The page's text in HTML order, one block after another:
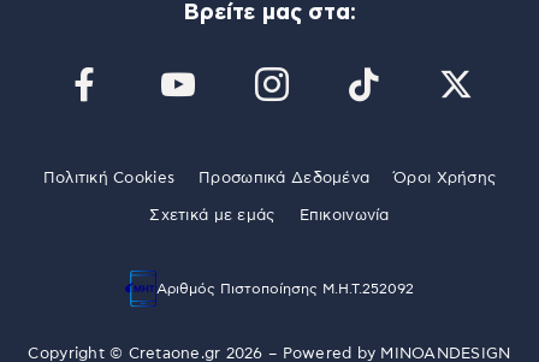
Βρείτε μας στα:
Πολιτική Cookies Προσωπικά Δεδομένα Όροι Χρήσης
Σχετικά με εμάς Επικοινωνία
Αριθμός Πιστοποίησης Μ.Η.Τ.252092
Copyright © Cretaone.gr 2026 – Powered by MINOANDESIGN